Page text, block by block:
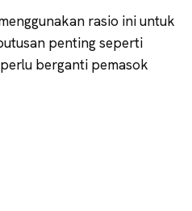
rasio ini untuk
penting seperti
berganti pemasok